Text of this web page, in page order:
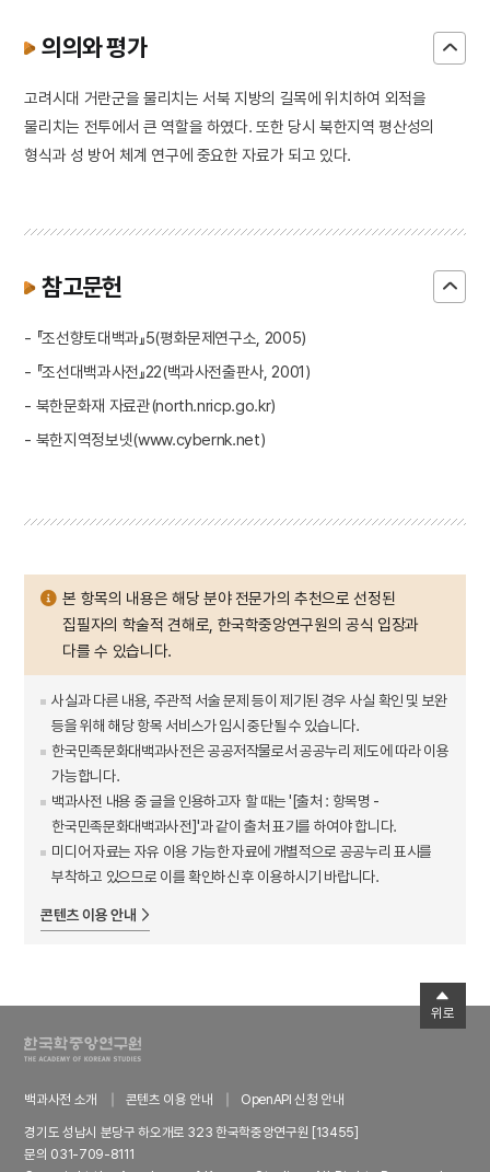
의의와 평가
고려시대 거란군을 물리치는 서북 지방의 길목에 위치하여 외적을
물리치는 전투에서 큰 역할을 하였다. 또한 당시 북한지역 평산성의
형식과 성 방어 체계 연구에 중요한 자료가 되고 있다.
참고문헌
- 『조선향토대백과』5(평화문제연구소, 2005)
- 『조선대백과사전』22(백과사전출판사, 2001)
- 북한문화재 자료관(north.nricp.go.kr)
- 북한지역정보넷(www.cybernk.net)
본 항목의 내용은 해당 분야 전문가의 추천으로 선정된
집필자의 학술적 견해로, 한국학중앙연구원의 공식 입장과
다를 수 있습니다.
사실과 다른 내용, 주관적 서술 문제 등이 제기된 경우 사실 확인 및 보완
등을 위해 해당 항목 서비스가 임시 중단될 수 있습니다.
한국민족문화대백과사전은 공공저작물로서 공공누리 제도에 따라 이용
가능합니다.
백과사전 내용 중 글을 인용하고자 할 때는 '[출처 : 항목명 -
한국민족문화대백과사전]'과 같이 출처 표기를 하여야 합니다.
미디어 자료는 자유 이용 가능한 자료에 개별적으로 공공누리 표시를
부착하고 있으므로 이를 확인하신 후 이용하시기 바랍니다.
콘텐츠 이용 안내
백과사전 소개 콘텐츠 이용 안내
OpenAPI 신청 안내
경기도 성남시 분당구 하오개로 323 한국학중앙연구원 [13455]
문의 031-709-8111
위로